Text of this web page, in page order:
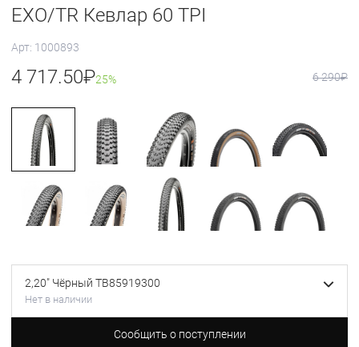
EXO/TR Кевлар 60 TPI
Арт: 1000893
4 717.50₽25% 6 290₽
2,20" Чёрный TB85919300
Нет в наличии
Сообщить о поступлении